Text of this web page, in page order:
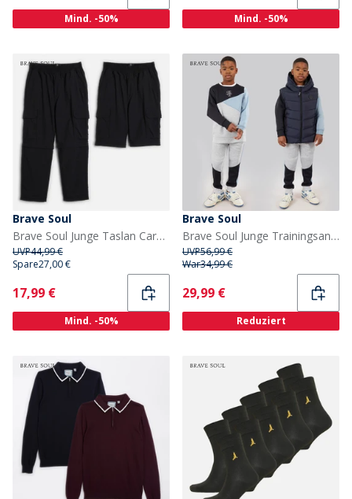
Mind. -50% Mind. -50%
Brave Soul
Brave Soul Junge Taslan Cargohosen Schwarz
UVP44,99 €
Spare27,00 €
Current
17,99 €
Mind. -50%
Brave Soul
Brave Soul Junge Trainingsanzug und Weste Set Multi
UVP56,99 €
War34,99 €
Current
29,99 €
Reduziert